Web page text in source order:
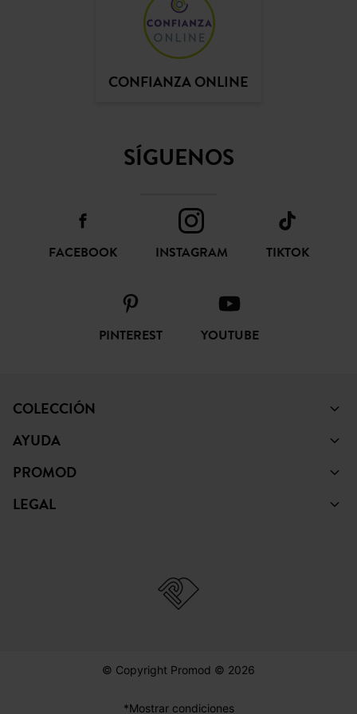
CONFIANZA ONLINE
SÍGUENOS
FACEBOOK INSTAGRAM TIKTOK
PINTEREST YOUTUBE
COLECCIÓN
AYUDA
PROMOD
LEGAL
© Copyright Promod © 2026
*Mostrar condiciones